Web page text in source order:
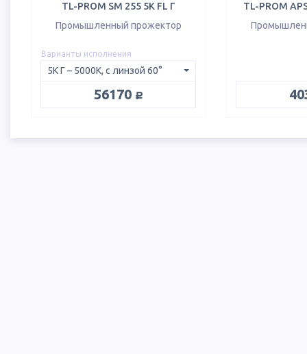
TL-PROM SM 255 5K FL Г
Промышленный прожектор
Варианты исполнения
56170 руб.
TL-PROM